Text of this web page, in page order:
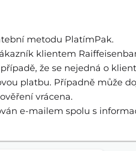
metodu PlatímPak.
klientem
že se nejedná o
platbu. Případně může
vrácena.
e-mailem spolu s